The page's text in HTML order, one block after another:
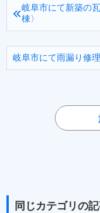
岐阜市にて新築の
棟〉
岐阜市にて雨漏り修
同じカテゴリの